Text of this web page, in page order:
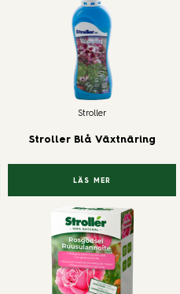
Stroller
Stroller Blå Växtnäring
LÄS MER